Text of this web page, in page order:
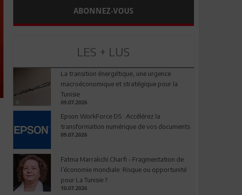
ABONNEZ-VOUS
LES + LUS
La transition énergétique, une urgence
macroéconomique et stratégique pour la
Tunisie
09.07.2026
Epson WorkForce DS : Accélérez la
transformation numérique de vos documents
09.07.2026
Fatma Marrakchi Charfi - Fragmentation de
l’économie mondiale: Risque ou opportunité
pour La Tunisie ?
10.07.2026